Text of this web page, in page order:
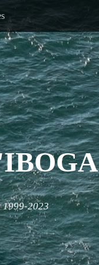
1999-2023